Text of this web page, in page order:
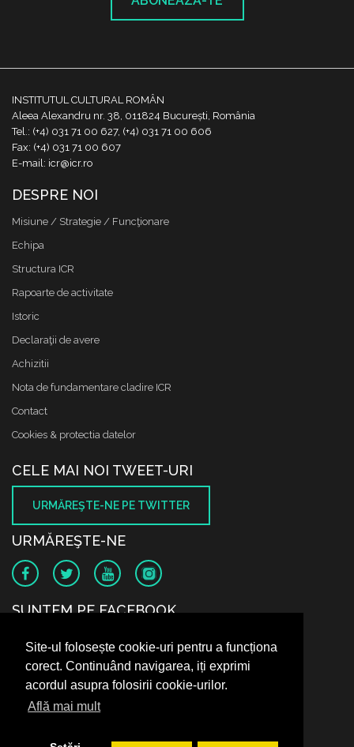
Site-ul folosește cookie-uri pentru a funcționa
corect. Continuând navigarea, iți exprimi
acordul asupra folosirii cookie-urilor.
Află mai mult
INSTITUTUL CULTURAL ROMÂN
Aleea Alexandru nr. 38, 011824 București, România
Tel.: (+4) 031 71 00 627, (+4) 031 71 00 606
Fax: (+4) 031 71 00 607
E-mail: icr@icr.ro
DESPRE NOI
Misiune / Strategie / Funcţionare
Echipa
Structura ICR
Rapoarte de activitate
Istoric
Declaraţii de avere
Achizitii
Nota de fundamentare cladire ICR
Contact
Cookies & protectia datelor
CELE MAI NOI TWEET-URI
URMĂREŞTE-NE PE TWITTER
URMĂREŞTE-NE
SUNTEM PE FACEBOOK